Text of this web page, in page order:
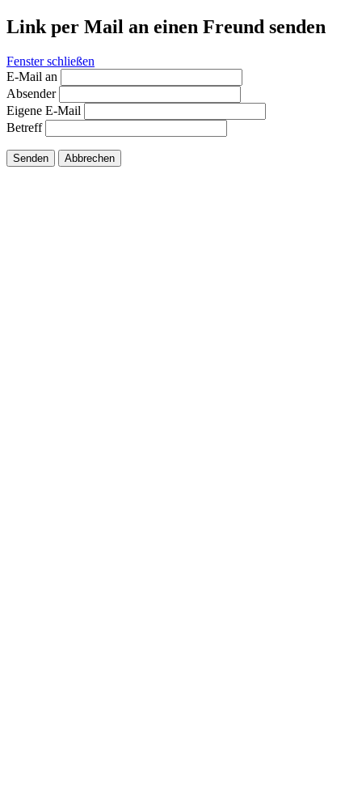
Link per Mail an einen Freund senden
Fenster schließen
E-Mail an
Absender
Eigene E-Mail
Betreff
Senden Abbrechen